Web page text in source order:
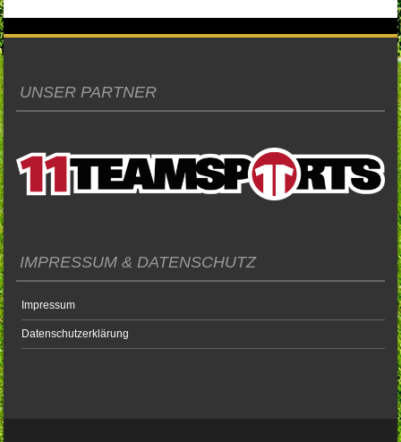
UNSER PARTNER
IMPRESSUM & DATENSCHUTZ
Impressum
Datenschutzerklärung